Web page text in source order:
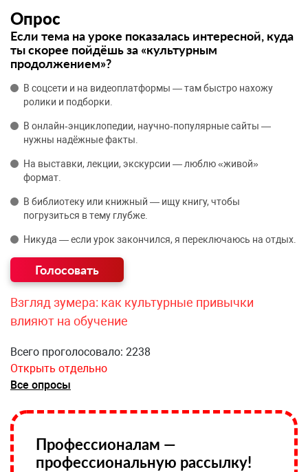
Опрос
Если тема на уроке показалась интересной, куда
ты скорее пойдёшь за «культурным
продолжением»?
В соцсети и на видеоплатформы — там быстро нахожу
ролики и подборки.
В онлайн‑энциклопедии, научно‑популярные сайты —
нужны надёжные факты.
На выставки, лекции, экскурсии — люблю «живой»
формат.
В библиотеку или книжный — ищу книгу, чтобы
погрузиться в тему глубже.
Никуда — если урок закончился, я переключаюсь на отдых.
Взгляд зумера: как культурные привычки
влияют на обучение
Всего проголосовало: 2238
Открыть отдельно
Все опросы
Профессионалам —
профессиональную рассылку!